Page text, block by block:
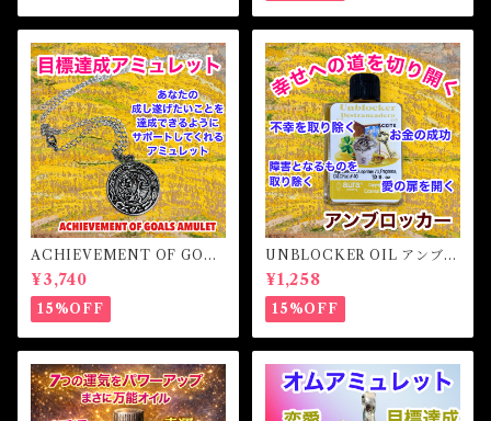
ACHIEVEMENT OF GOAL
S AMULET -あなたを目標達
成へと導くアミュレット-
¥3,740
15%OFF
UNBLOCKER OIL アンブロ
ッカーオイル -障害となるも
のを取り除く-
¥1,258
15%OFF